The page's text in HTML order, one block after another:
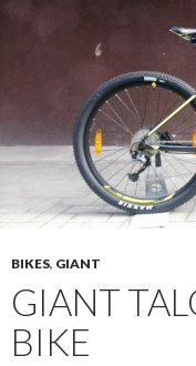
BIKES, GIANT
GIANT
BIKE